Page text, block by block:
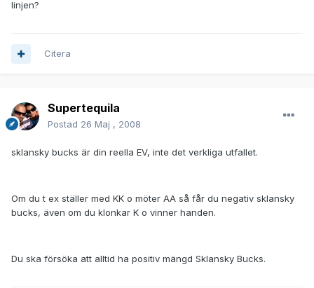
linjen?
Citera
Supertequila
Postad 26 Maj , 2008
sklansky bucks är din reella EV, inte det verkliga utfallet.
Om du t ex ställer med KK o möter AA så får du negativ sklansky
bucks, även om du klonkar K o vinner handen.
Du ska försöka att alltid ha positiv mängd Sklansky Bucks.